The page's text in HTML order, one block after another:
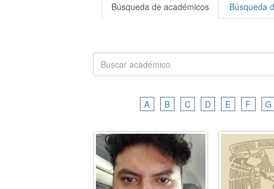
Búsqueda de académicos Búsqueda
A B C D E F G